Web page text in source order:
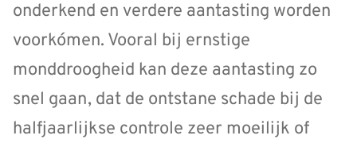
onderkend en verdere aantasting worden
voorkómen. Vooral bij ernstige
monddroogheid kan deze aantasting zo
snel gaan, dat de ontstane schade bij de
halfjaarlijkse controle zeer moeilijk of